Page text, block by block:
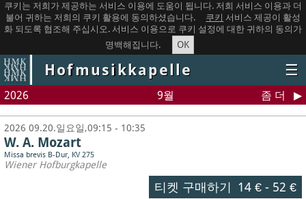
쿠키는 저희가 제공하는 서비스 이용에 도움이 됩니다. 저희 서비스 이용과 더
불어 귀하는 저희의 쿠키 활용에 동의하셨습니다.
쿠키 서비스 제공이 활성
화 되도록 협조해 주십시오. 서비스 이용으로 쿠키 설정에 대한 귀하의 동의가
명백해집니다.
OK
Hofmusikkapelle ☰
2026 9월 좀 더
2026 09.20.일요일,09:15 - 10:35
W. A. Mozart
Missa brevis B-Dur, KV 275
Wiener Hofburgkapelle
티켓 구매하기 14 €- 52 €